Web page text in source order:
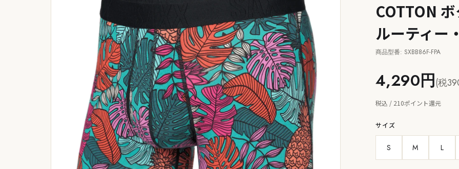
COTTON
ルーティー
商品型番: SXBB86F-FPA
4,290円(税
税込 / 210ポイント還元
サイズ
S M L